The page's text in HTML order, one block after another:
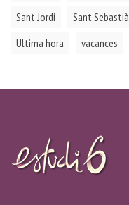
Sant Jordi
Sant Sebastià
Ultima hora
vacances